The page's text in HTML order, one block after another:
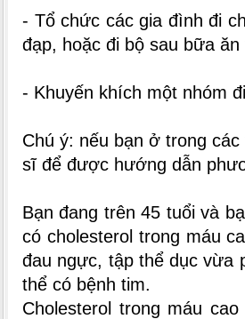
- Tổ chức các gia đình đi
đạp, hoặc đi bộ sau bữa ăn
- Khuyến khích một nhóm
Chú ý: nếu bạn ở trong
sĩ để được hướng dẫn
Bạn đang trên 45 tuổi và
có cholesterol trong máu
đau ngực, tập thể dục vừa
thể có bệnh tim.
Cholesterol trong máu